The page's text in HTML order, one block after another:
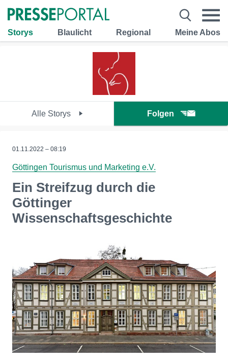
Storys Blaulicht Regional Meine Abos
Alle Storys Folgen
01.11.2022 – 08:19
Göttingen Tourismus und Marketing e.V.
Ein Streifzug durch die
Göttinger
Wissenschaftsgeschichte